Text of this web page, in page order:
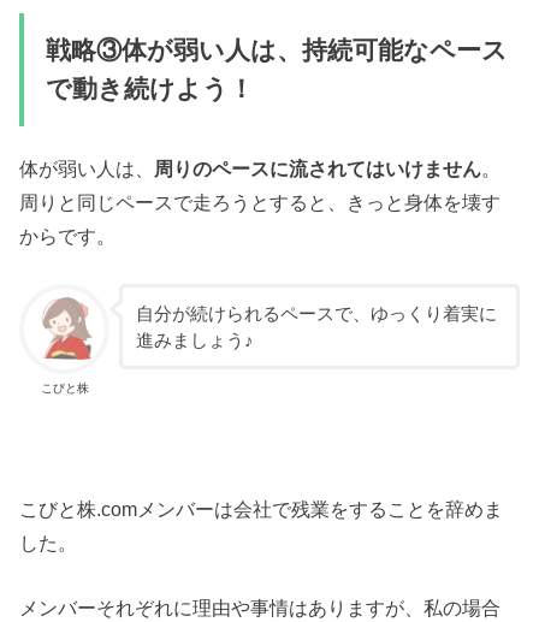
戦略③体が弱い人は、持続可能なペース
で動き続けよう！
体が弱い人は、 周りのペースに流されてはいけません。
周りと同じペースで走ろうとすると、きっと身体を壊す
からです。
こびと株
自分が続けられるペースで、ゆっくり着実に
進みましょう♪
こびと株.comメンバーは会社で残業をすることを辞めま
した。
メンバーそれぞれに理由や事情はありますが、私の場合